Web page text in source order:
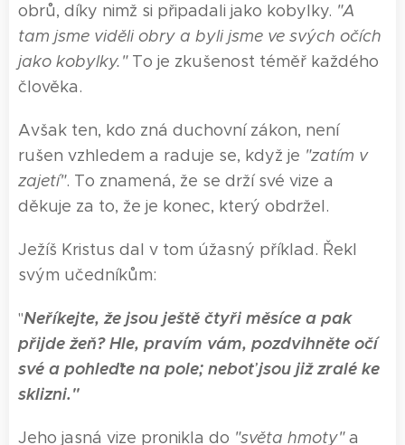
obrů, díky nimž si připadali jako kobylky. "A
tam jsme viděli obry a byli jsme ve svých očích
jako kobylky." To je zkušenost téměř každého
člověka.
Avšak ten, kdo zná duchovní zákon, není
rušen vzhledem a raduje se, když je "zatím v
zajetí". To znamená, že se drží své vize a
děkuje za to, že je konec, který obdržel.
Ježíš Kristus dal v tom úžasný příklad. Řekl
svým učedníkům:
"Neříkejte, že jsou ještě čtyři měsíce a pak
přijde žeň? Hle, pravím vám, pozdvihněte očí
své a pohleďte na pole; neboť jsou již zralé ke
sklizni."
Jeho jasná vize pronikla do "světa hmoty"a